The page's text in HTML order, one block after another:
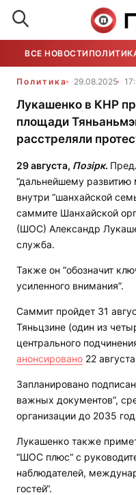
ВСЕ НОВОСТИ
Политика 29.08.2025
Лукашенко в КНР
площади
расстреляли
29 августа, Позірк.
“дальнейшему развитию
внутри “шанхайской
саммите Шанхайской
(ШОС) Александр
служба.
Также он “обозначит
усиленного внимания”.
Саммит пройдет 31
Тяньцзине (один из
центрального
анонсировано 22
Запланировано
важных документов”,
организации до 2035
Лукашенко также
“ШОС плюс“ с
наблюдателей,
гостей“.